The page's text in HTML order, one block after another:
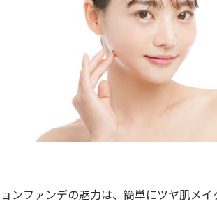
ンファンデの魅力は、簡単にツヤ肌メ